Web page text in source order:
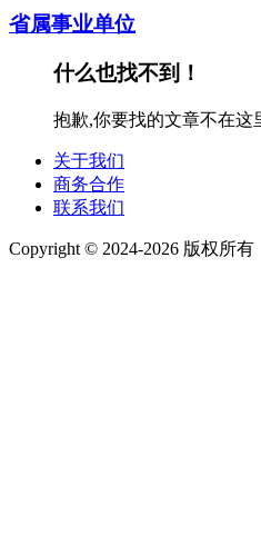
省属事业单位
什么也找不到！
抱歉,你要找的文章不在这
关于我们
商务合作
联系我们
Copyright © 2024-2026 版权所有